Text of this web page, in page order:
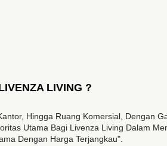
LIVING ?
Hingga Ruang Komersial, Dengan
Utama Bagi Livenza Living Dalam
Dengan Harga Terjangkau".